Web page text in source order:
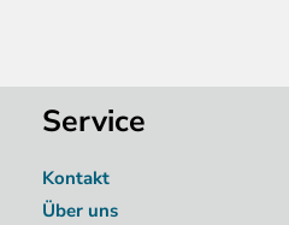
Service
Kontakt
Über uns